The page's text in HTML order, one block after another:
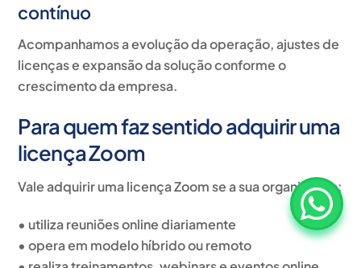
contínuo
Acompanhamos a evolução da operação, ajustes de
licenças e expansão da solução conforme o
crescimento da empresa.
Para quem faz sentido adquirir uma
licença Zoom
Vale adquirir uma licença Zoom se a sua organização:
• utiliza reuniões online diariamente
• opera em modelo híbrido ou remoto